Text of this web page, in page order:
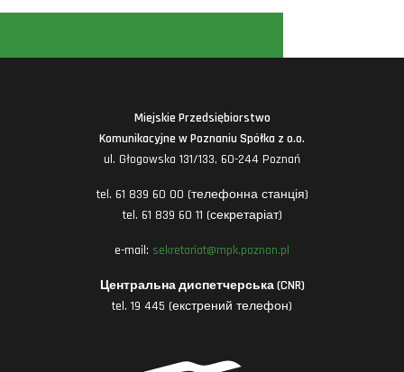
Miejskie Przedsiębiorstwo
Komunikacyjne w Poznaniu Spółka z o.o.
ul. Głogowska 131/133, 60-244 Poznań
tel. 61 839 60 00 (телефонна станція)
tel. 61 839 60 11 (секретаріат)
e-mail: sekretariat@mpk.poznan.pl
Центральна диспетчерська (CNR)
tel. 19 445 (екстрений телефон)